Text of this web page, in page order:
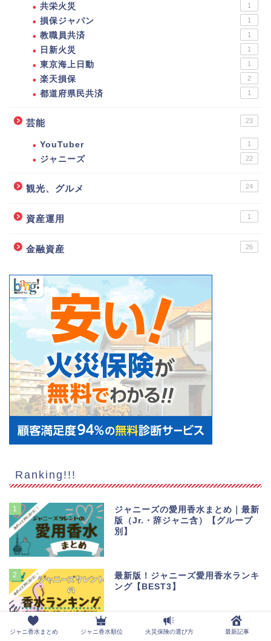
共栄火災 1
損保ジャパン 1
教職員共済 1
日新火災 1
東京海上日動 1
楽天損保 2
都道府県民共済 1
芸能 23
YouTuber 1
ジャニーズ 22
観光、グルメ 24
資産運用 1
金融資産 26
Ranking!!!
1
ジャニーズの愛用香水まとめ｜最新
版（Jr.・辞ジャニ含）【グループ
別】
2
最新版！ジャニーズ愛用香水ランキ
ング【BEST3】
ジャニ香水まとめ ジャニ香水順位 火災保険の選び方 最新記事